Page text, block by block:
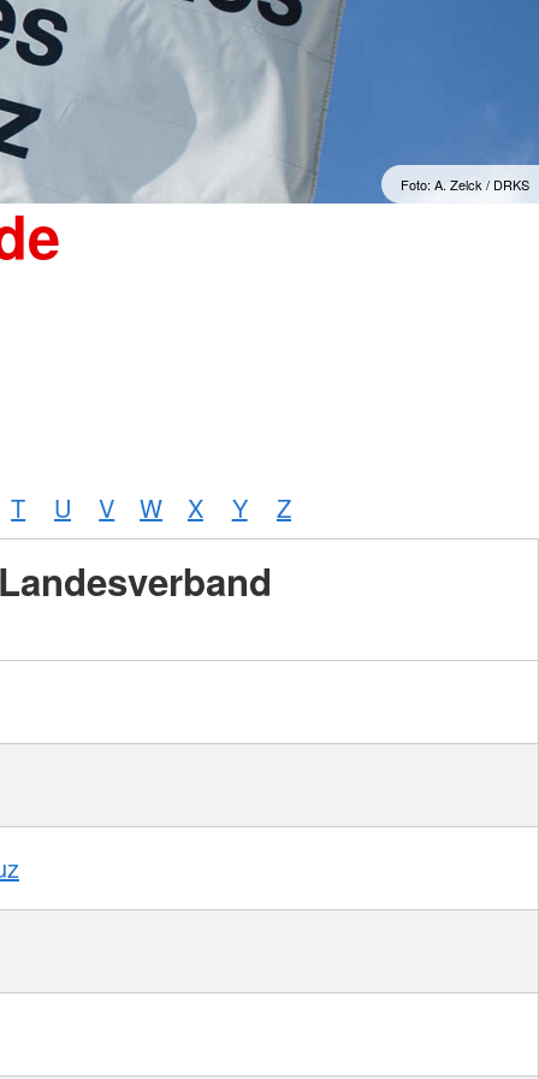
erwachsene Zuwanderer
Gesonderte Beratung und
Betreuung
Suchdienst
Foto: A. Zelck / DRKS
T U V W X Y Z